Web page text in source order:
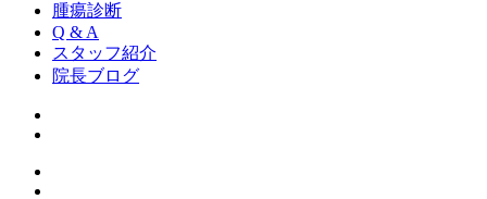
腫瘍診断
Q & A
スタッフ紹介
院長ブログ